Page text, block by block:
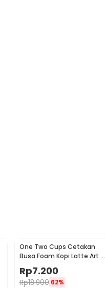
One Two Cups Cetakan
Busa Foam Kopi Latte Art 16
Rp7.200
Rp18.900 62%